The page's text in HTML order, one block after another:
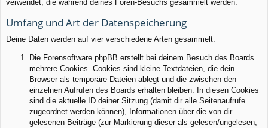
verwendet, die während deines Foren-Besuchs gesammelt werden.
Umfang und Art der Datenspeicherung
Deine Daten werden auf vier verschiedene Arten gesammelt:
Die Forensoftware phpBB erstellt bei deinem Besuch des Boards
mehrere Cookies. Cookies sind kleine Textdateien, die dein
Browser als temporäre Dateien ablegt und die zwischen den
einzelnen Aufrufen des Boards erhalten bleiben. In diesen Cookies
sind die aktuelle ID deiner Sitzung (damit dir alle Seitenaufrufe
zugeordnet werden können), Informationen über die von dir
gelesenen Beiträge (zur Markierung dieser als gelesen/ungelesen;